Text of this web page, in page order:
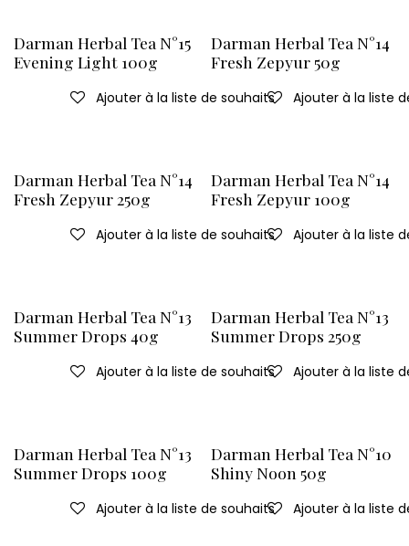
Darman Herbal Tea N°15
Evening Light 100g
Ajouter à la liste de souhaits
Darman Herbal Tea N°14
Fresh Zepyur 50g
Ajouter à la liste
Darman Herbal Tea N°14
Fresh Zepyur 250g
Ajouter à la liste de souhaits
Darman Herbal Tea N°14
Fresh Zepyur 100g
Ajouter à la liste
Darman Herbal Tea N°13
Summer Drops 40g
Ajouter à la liste de souhaits
Darman Herbal Tea N°13
Summer Drops 250g
Ajouter à la liste
Darman Herbal Tea N°13
Summer Drops 100g
Ajouter à la liste de souhaits
Darman Herbal Tea N°10
Shiny Noon 50g
Ajouter à la liste